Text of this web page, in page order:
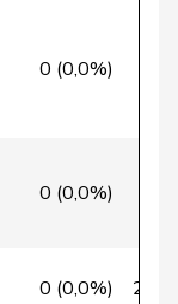
RL GE
0 (0,0%)
0 (0,0%)
0 (0,0%) 28